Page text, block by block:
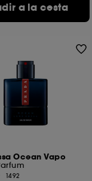
a la cesta
Ocean Vapo
1492